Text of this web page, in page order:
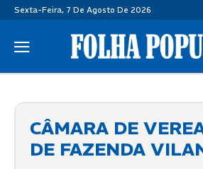
Sexta-Feira, 7 De Agosto De 2026
CÂMARA DE
DE FAZENDA